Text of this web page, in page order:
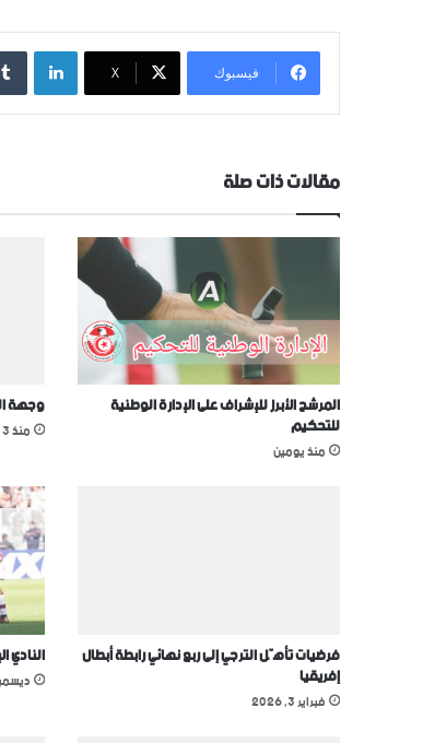
فيسبوك ‫X
لينكدإن
مقالات ذات صلة
المرشح الأبرز للإشراف على الإدارة الوطنية
للتحكيم
منذ يومين
وجهة
منذ 3 أيام
فرضيات تأهّل الترجي إلى ربع نهائي رابطة أبطال
إفريقيا
فبراير 3, 2026
النادي
ديسمبر 23,